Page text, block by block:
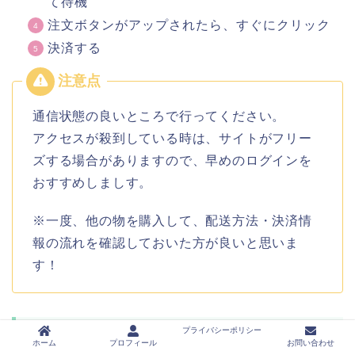
注文ボタンがアップされたら、すぐにクリック
決済する
通信状態の良いところで行ってください。
アクセスが殺到している時は、サイトがフリー
ズする場合がありますので、早めのログインを
おすすめしましす。
※一度、他の物を購入して、配送方法・決済情
報の流れを確認しておいた方が良いと思いま
す！
【百貨店オンライン】
ホーム プロフィール
プライバシーポリシー
お問い合わせ